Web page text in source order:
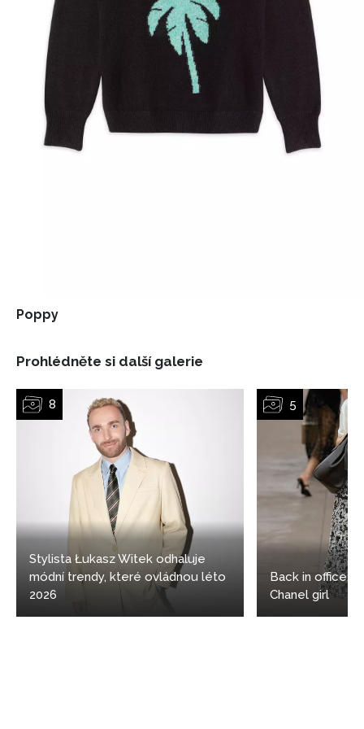
Poppy
Prohlédněte si další galerie
Stylista Łukasz Witek odhaluje
módní trendy, které ovládnou léto
2026
Back in office:
Chanel girl